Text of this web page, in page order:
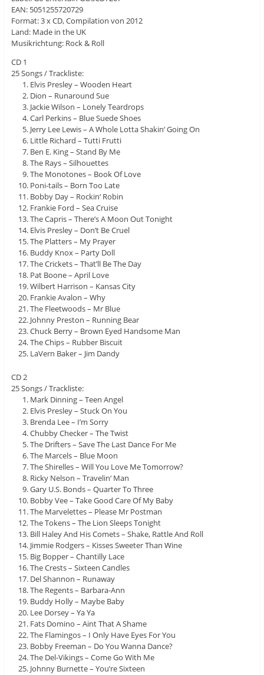
EAN: 5051255720729
Format: 3 x CD, Compilation von 2012
Land: Made in the UK
Musikrichtung: Rock & Roll
CD 1
25 Songs / Trackliste:
Elvis Presley – Wooden Heart
Dion – Runaround Sue
Jackie Wilson – Lonely Teardrops
Carl Perkins – Blue Suede Shoes
Jerry Lee Lewis – A Whole Lotta Shakin‘ Going On
Little Richard – Tutti Frutti
Ben E. King – Stand By Me
The Rays – Silhouettes
The Monotones – Book Of Love
Poni-tails – Born Too Late
Bobby Day – Rockin‘ Robin
Frankie Ford – Sea Cruise
The Capris – There’s A Moon Out Tonight
Elvis Presley – Don’t Be Cruel
The Platters – My Prayer
Buddy Knox – Party Doll
The Crickets – That’ll Be The Day
Pat Boone – April Love
Wilbert Harrison – Kansas City
Frankie Avalon – Why
The Fleetwoods – Mr Blue
Johnny Preston – Running Bear
Chuck Berry – Brown Eyed Handsome Man
The Chips – Rubber Biscuit
LaVern Baker – Jim Dandy
CD 2
25 Songs / Trackliste:
Mark Dinning – Teen Angel
Elvis Presley – Stuck On You
Brenda Lee – I’m Sorry
Chubby Checker – The Twist
The Drifters – Save The Last Dance For Me
The Marcels – Blue Moon
The Shirelles – Will You Love Me Tomorrow?
Ricky Nelson – Travelin‘ Man
Gary U.S. Bonds – Quarter To Three
Bobby Vee – Take Good Care Of My Baby
The Marvelettes – Please Mr Postman
The Tokens – The Lion Sleeps Tonight
Bill Haley And His Comets – Shake, Rattle And Roll
Jimmie Rodgers – Kisses Sweeter Than Wine
Big Bopper – Chantilly Lace
The Crests – Sixteen Candles
Del Shannon – Runaway
The Regents – Barbara-Ann
Buddy Holly – Maybe Baby
Lee Dorsey – Ya Ya
Fats Domino – Aint That A Shame
The Flamingos – I Only Have Eyes For You
Bobby Freeman – Do You Wanna Dance?
The Del-Vikings – Come Go With Me
Johnny Burnette – You’re Sixteen